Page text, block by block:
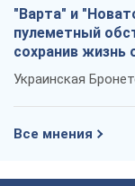
"Варта" и
пулеметный
сохранив жизнь
Украинская
Все мнения